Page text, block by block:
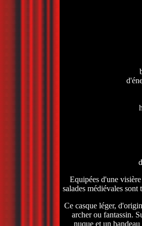
Equipées d'une
salades médiévales
Ce casque léger,
archer ou fantassin.
nuque et un